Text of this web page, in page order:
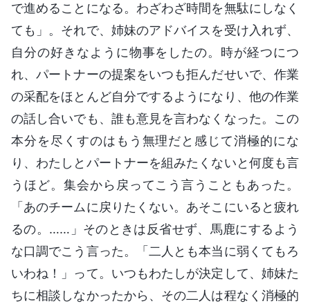
で進めることになる。わざわざ時間を無駄にしなく
ても」。それで、姉妹のアドバイスを受け入れず、
自分の好きなように物事をしたの。時が経つにつ
れ、パートナーの提案をいつも拒んだせいで、作業
の采配をほとんど自分でするようになり、他の作業
の話し合いでも、誰も意見を言わなくなった。この
本分を尽くすのはもう無理だと感じて消極的にな
り、わたしとパートナーを組みたくないと何度も言
うほど。集会から戻ってこう言うこともあった。
「あのチームに戻りたくない。あそこにいると疲れ
るの。……」そのときは反省せず、馬鹿にするよう
な口調でこう言った。「二人とも本当に弱くてもろ
いわね！」って。いつもわたしが決定して、姉妹た
ちに相談しなかったから、その二人は程なく消極的